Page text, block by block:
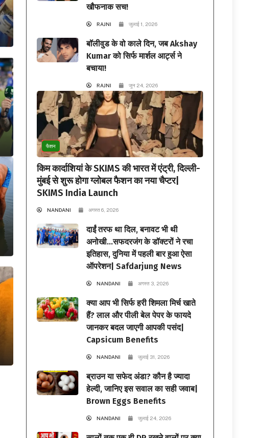
खौफनाक सच!
RAJNI जुलाई 1, 2026
बॉलीवुड के वो काले दिन, जब Akshay
Kumar को सिर्फ मार्शल आर्ट्स ने
बचाया!
RAJNI जून 24, 2026
फैशन
किम कार्दाशियां के SKIMS की भारत में एंट्री, दिल्ली-
मुंबई से शुरू होगा ग्लोबल फैशन का नया चैप्टर|
SKIMS India Launch
NANDANI अगस्त 6, 2026
दाईं तरफ था दिल, बनावट भी थी
अनोखी…सफदरजंग के डॉक्टरों ने रचा
इतिहास, दुनिया में पहली बार हुआ ऐसा
ऑपरेशन| Safdarjung News
NANDANI अगस्त 3, 2026
क्या आप भी सिर्फ हरी शिमला मिर्च खाते
हैं? लाल और पीली बेल पेपर के फायदे
जानकर बदल जाएगी आपकी पसंद|
Capsicum Benefits
NANDANI जुलाई 31, 2026
ब्राउन या सफेद अंडा? कौन है ज्यादा
हेल्दी, जानिए इस सवाल का सही जवाब|
Brown Eggs Benefits
NANDANI जुलाई 24, 2026